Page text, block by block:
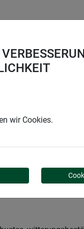
wir Cookies.